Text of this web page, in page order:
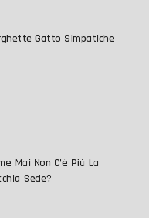
Gatto Simpatiche
Mai Non C’è Più La
Sede?